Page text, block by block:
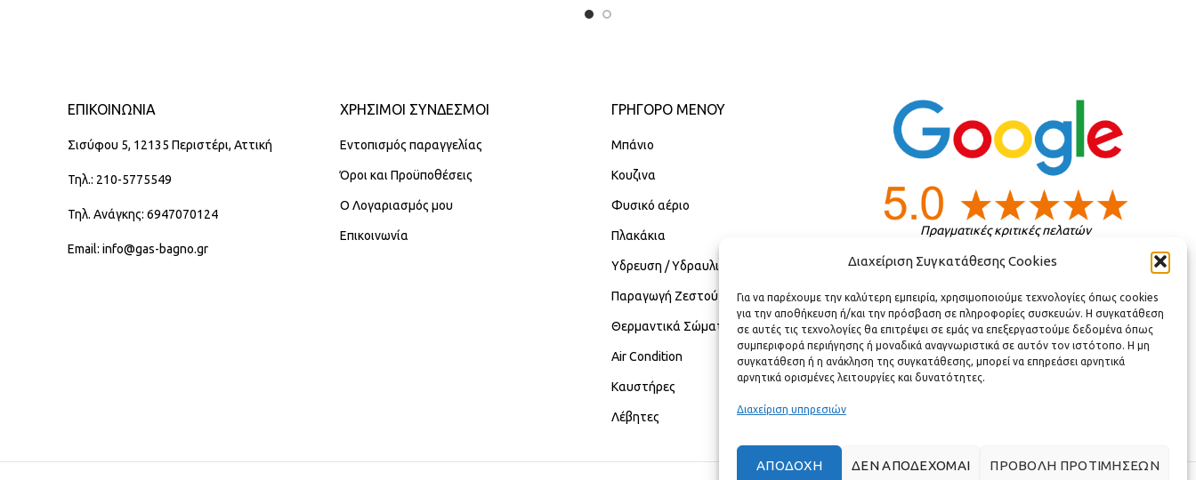
Διαχείριση Συγκατάθεσης Cookies
Για να παρέχουμε την καλύτερη εμπειρία, χρησιμοποιούμε τεχνολογίες όπως cookies
για την αποθήκευση ή/και την πρόσβαση σε πληροφορίες συσκευών. Η συγκατάθεση
σε αυτές τις τεχνολογίες θα επιτρέψει σε εμάς να επεξεργαστούμε δεδομένα όπως
συμπεριφορά περιήγησης ή μοναδικά αναγνωριστικά σε αυτόν τον ιστότοπο. Η μη
συγκατάθεση ή η ανάκληση της συγκατάθεσης, μπορεί να επηρεάσει αρνητικά
αρνητικά ορισμένες λειτουργίες και δυνατότητες.
Διαχείριση υπηρεσιών
ΑΠΟΔΟΧΉ ΔΕΝ ΑΠΟΔΈΧΟΜΑΙ ΠΡΟΒΟΛΉ ΠΡΟΤΙΜΉΣΕΩΝ
ΕΠΙΚΟΙΝΩΝΊΑ
Σισύφου 5, 12135 Περιστέρι, Αττική
Τηλ.: 210-5775549
Τηλ. Ανάγκης: 6947070124
Email: info@gas-bagno.gr
ΧΡΗΣΙΜΟΙ ΣΥΝΔΕΣΜΟΙ
Εντοπισμός παραγγελίας
Όροι και Προϋποθέσεις
Ο Λογαριασμός μου
Επικοινωνία
ΓΡΉΓΟΡΟ ΜΕΝΟΎ
Μπάνιο
Κουζινα
Φυσικό αέριο
Πλακάκια
Υδρευση / Υδραυλικά
Παραγωγή Ζεστού Νερού Χρήσης
Θερμαντικά Σώματα
Air Condition
Καυστήρες
Λέβητες
Πραγματικές κριτικές πελατών